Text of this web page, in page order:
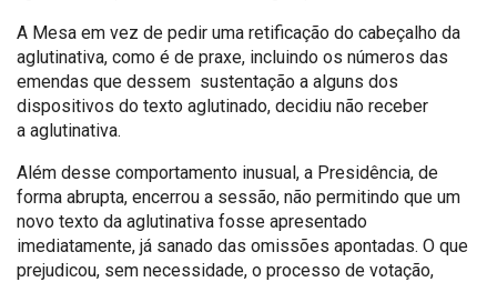
A Mesa em vez de pedir uma retificação do cabeçalho da
aglutinativa, como é de praxe, incluindo os números das
emendas que dessem sustentação a alguns dos
dispositivos do texto aglutinado, decidiu não receber
a aglutinativa.
Além desse comportamento inusual, a Presidência, de
forma abrupta, encerrou a sessão, não permitindo que um
novo texto da aglutinativa fosse apresentado
imediatamente, já sanado das omissões apontadas. O que
prejudicou, sem necessidade, o processo de votação,